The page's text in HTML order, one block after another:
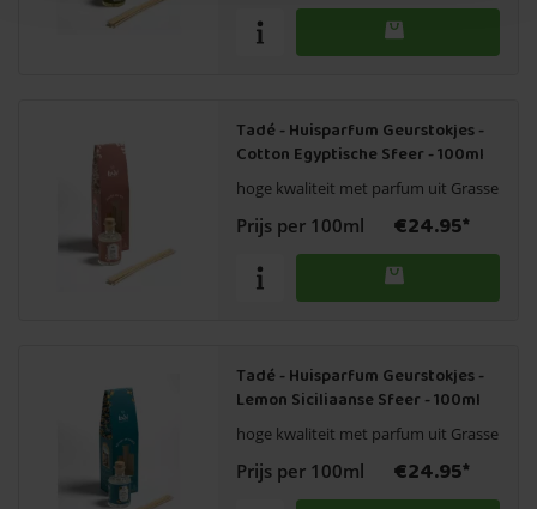
Tadé - Huisparfum Geurstokjes -
Cotton Egyptische Sfeer - 100ml
hoge kwaliteit met parfum uit Grasse
Prijs per 100ml €24.95*
Tadé - Huisparfum Geurstokjes -
Lemon Siciliaanse Sfeer - 100ml
hoge kwaliteit met parfum uit Grasse
Prijs per 100ml €24.95*